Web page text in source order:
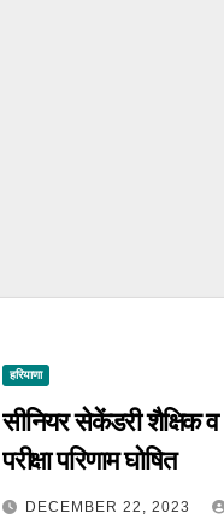
हरियाणा
सीनियर सेकेंडरी शैक्षिक
परीक्षा परिणाम घोषित
DECEMBER 22, 2023